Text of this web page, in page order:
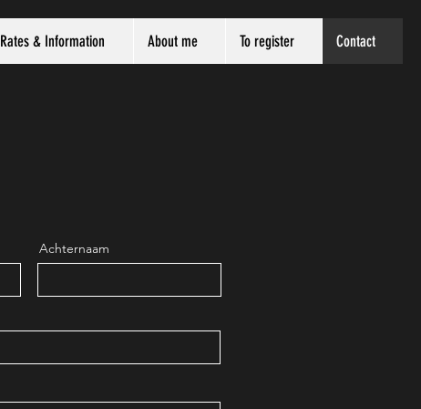
Rates & Information About me To register Contact
Achternaam